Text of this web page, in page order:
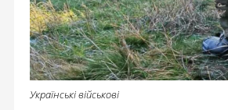
Українські військові